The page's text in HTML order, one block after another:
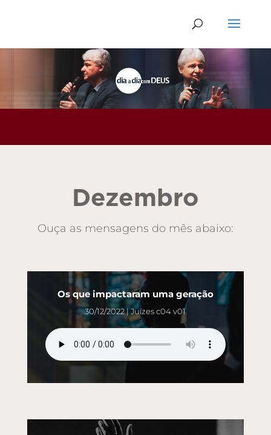
Dezembro
Ouça as mensagens do mês abaixo:
Os que impactaram uma geração
30/12/2022 | Juízes c04 v01